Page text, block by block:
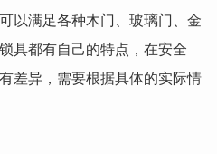
以满足各种木门、玻璃门、金
具都有自己的特点，在安全
差异，需要根据具体的实际情